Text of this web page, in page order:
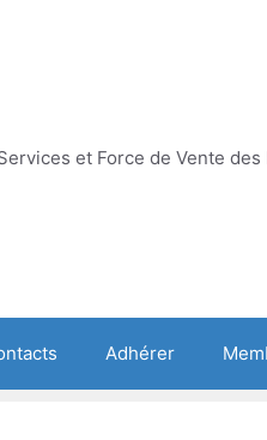
et Force de Vente
Adhérer